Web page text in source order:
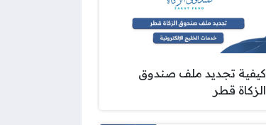
كيفية تجديد ملف صندوق
الزكاة قطر